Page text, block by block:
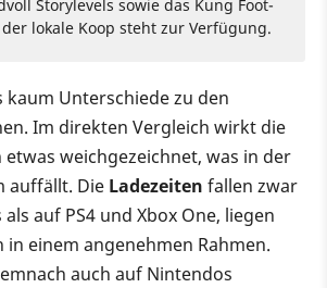
Storylevels sowie das Kung Foot-
lokale Koop steht zur Verfügung.
kaum Unterschiede zu den
Im direkten Vergleich wirkt die
weichgezeichnet, was in der
auffällt. Die Ladezeiten fallen zwar
auf PS4 und Xbox One, liegen
einem angenehmen Rahmen.
auch auf Nintendos